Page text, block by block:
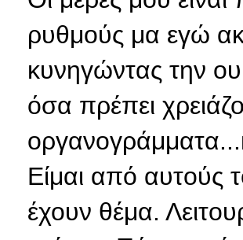
ρυθμούς μα εγώ
κυνηγώντας την
όσα πρέπει
Είμαι από
έχουν θέμα.